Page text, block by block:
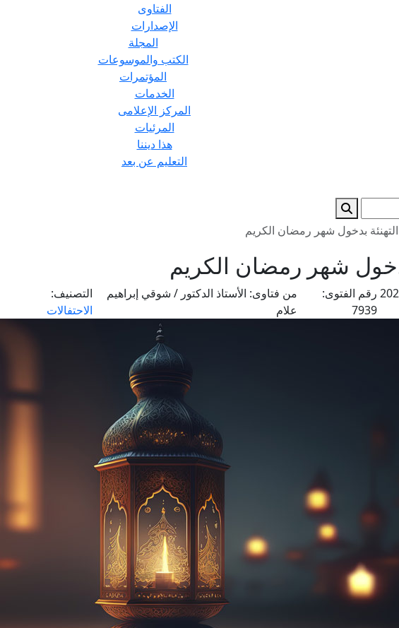
الفتاوى
الإصدارات
المجلة
الكتب والموسوعات
المؤتمرات
الخدمات
المركز الإعلامى
المرئيات
هذا ديننا
التعليم عن بعد
بدخول شهر رمضان الكريم
شهر رمضان الكريم
2023 رقم الفتوى:
7939
من فتاوى: الأستاذ الدكتور / شوقي إبراهيم
علام
التصنيف:
الاحتفالات